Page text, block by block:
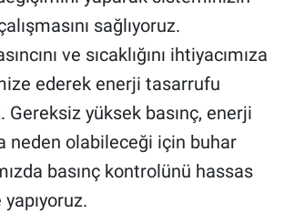
sağlıyoruz.
ve sıcaklığını ihtiyacımıza
ederek enerji tasarrufu
Gereksiz yüksek basınç, enerji
neden olabileceği için buhar
basınç kontrolünü hassas